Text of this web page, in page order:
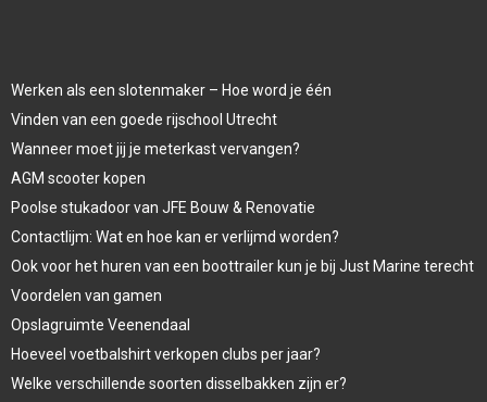
Werken als een slotenmaker – Hoe word je één
Vinden van een goede rijschool Utrecht
Wanneer moet jij je meterkast vervangen?
AGM scooter kopen
Poolse stukadoor van JFE Bouw & Renovatie
Contactlijm: Wat en hoe kan er verlijmd worden?
Ook voor het huren van een boottrailer kun je bij Just Marine terecht
Voordelen van gamen
Opslagruimte Veenendaal
Hoeveel voetbalshirt verkopen clubs per jaar?
Welke verschillende soorten disselbakken zijn er?